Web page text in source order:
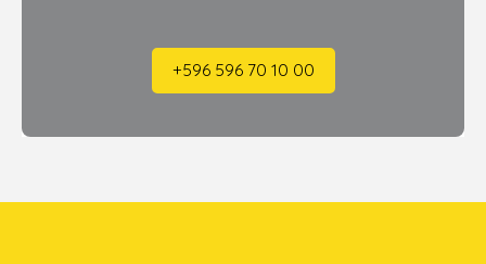
+596 596 70 10 00